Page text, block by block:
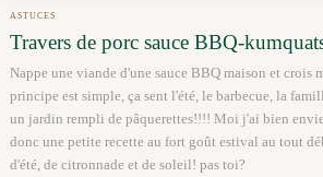
ASTUCES
Travers de porc sauce BBQ-
Nappe une viande d'une sauce BBQ maison et crois
principe est simple, ça sent l'été, le barbecue, la
un jardin rempli de pâquerettes!!!! Moi j'ai bien
donc une petite recette au fort goût estival au tout
d'été, de citronnade et de soleil! pas toi?